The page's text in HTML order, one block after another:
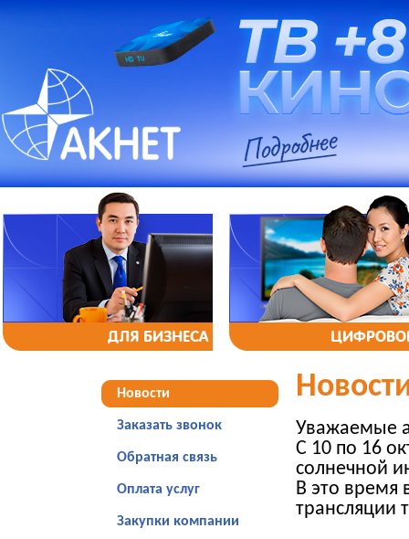
ДЛЯ БИЗНЕСА
Новости
Заказать звонок
Обратная связь
Оплата услуг
Закупки компании
Уважаемые
С 10 по 16
солнечной
В это
трансляции